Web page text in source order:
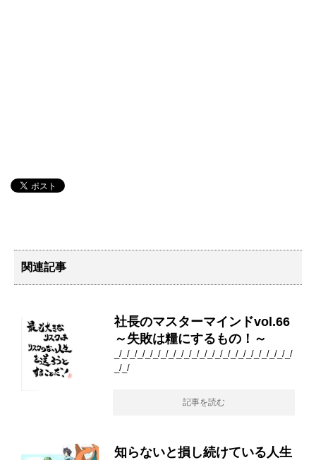
関連記事
社長のマスターマインドvol.66
～失敗は糧にするもの！～
_/_/_/_/_/_/_/_/_/_/_/_/_/_/_/_/_/_/_/_/_/_/_/
_/_/
記事を読む
知らないと損し続けている人生